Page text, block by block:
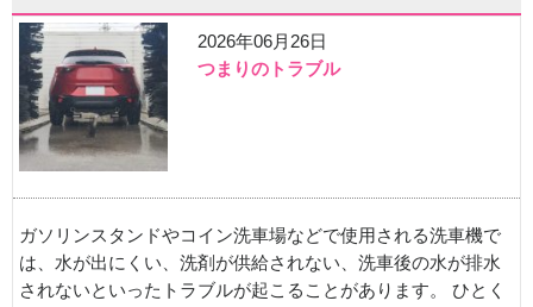
2026年06月26日
つまりのトラブル
ガソリンスタンドやコイン洗車場などで使用される洗車機で
は、水が出にくい、洗剤が供給されない、洗車後の水が排水
されないといったトラブルが起こることがあります。 ひとく